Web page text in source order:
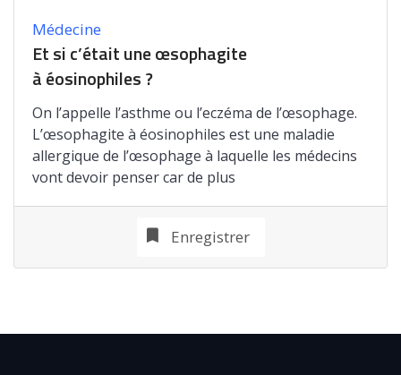
Médecine
Et si c’était une œsophagite
à éosinophiles ?
On l’appelle l’asthme ou l’eczéma de l’œsophage.
L’œsophagite à éosinophiles est une maladie
allergique de l’œsophage à laquelle les médecins
vont devoir penser car de plus
Enregistrer